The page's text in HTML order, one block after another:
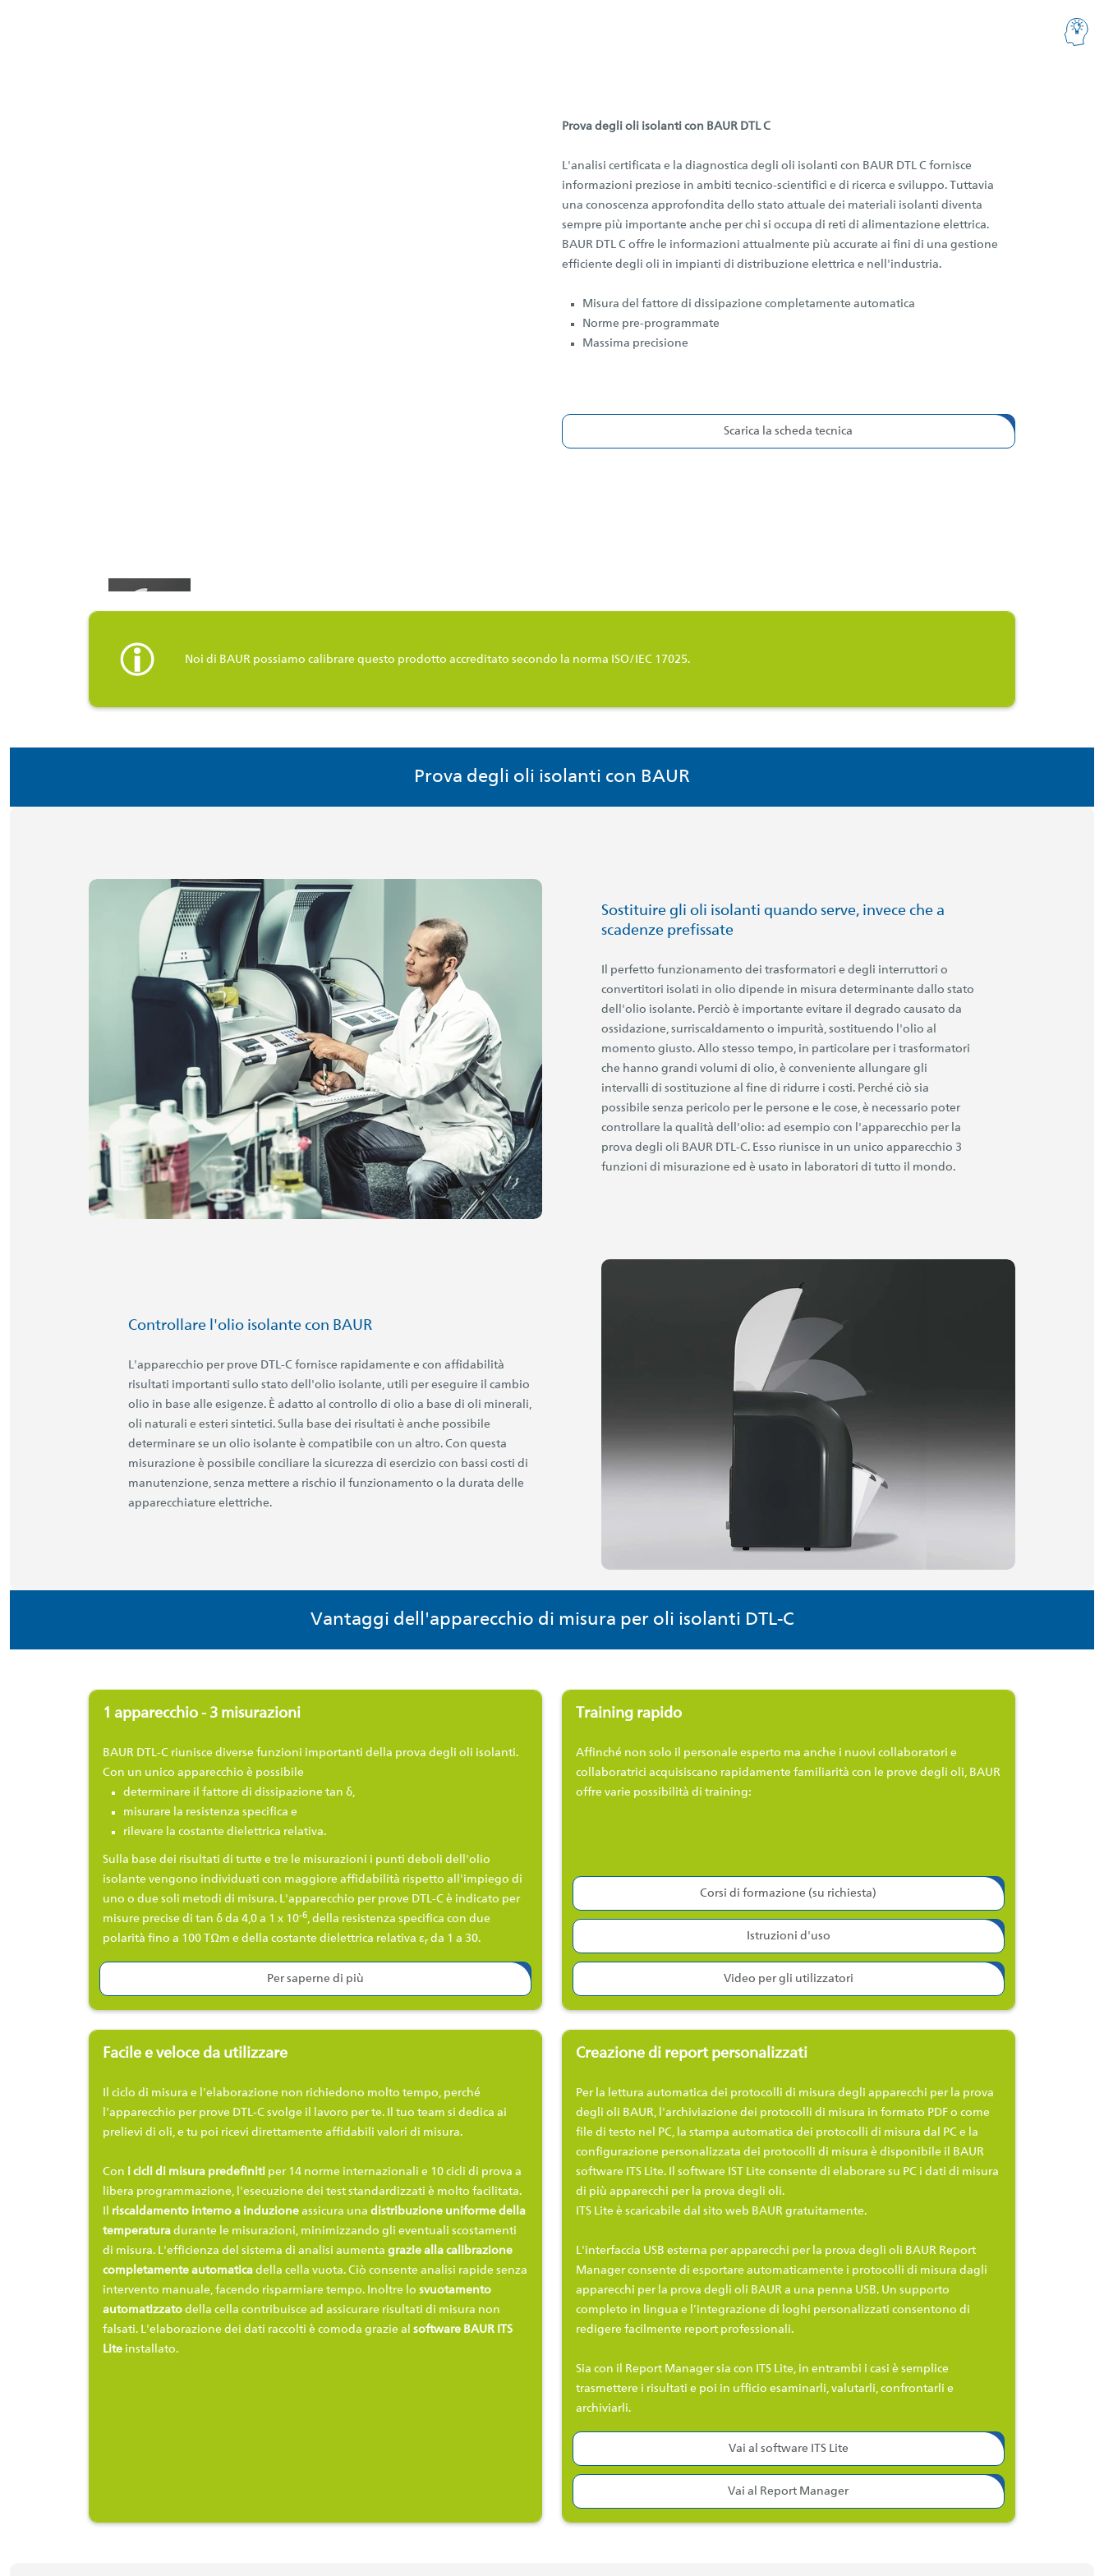
Prova degli oli isolanti con BAUR DTL C
L'analisi certificata e la diagnostica degli oli isolanti con BAUR DTL C fornisce
informazioni preziose in ambiti tecnico-scientifici e di ricerca e sviluppo. Tuttavia
una conoscenza approfondita dello stato attuale dei materiali isolanti diventa
sempre più importante anche per chi si occupa di reti di alimentazione elettrica.
BAUR DTL C offre le informazioni attualmente più accurate ai fini di una gestione
efficiente degli oli in impianti di distribuzione elettrica e nell'industria.
Misura del fattore di dissipazione completamente automatica
Norme pre-programmate
Massima precisione
Scarica la scheda tecnica
Noi di BAUR possiamo calibrare questo prodotto accreditato secondo la norma ISO/IEC 17025.
Prova degli oli isolanti con BAUR
Sostituire gli oli isolanti quando serve, invece che a
scadenze prefissate
Il perfetto funzionamento dei trasformatori e degli interruttori o
convertitori isolati in olio dipende in misura determinante dallo stato
dell'olio isolante. Perciò è importante evitare il degrado causato da
ossidazione, surriscaldamento o impurità, sostituendo l'olio al
momento giusto. Allo stesso tempo, in particolare per i trasformatori
che hanno grandi volumi di olio, è conveniente allungare gli
intervalli di sostituzione al fine di ridurre i costi. Perché ciò sia
possibile senza pericolo per le persone e le cose, è necessario poter
controllare la qualità dell'olio: ad esempio con l'apparecchio per la
prova degli oli BAUR DTL-C. Esso riunisce in un unico apparecchio 3
funzioni di misurazione ed è usato in laboratori di tutto il mondo.
Controllare l'olio isolante con BAUR
L'apparecchio per prove DTL-C fornisce rapidamente e con affidabilità
risultati importanti sullo stato dell'olio isolante, utili per eseguire il cambio
olio in base alle esigenze. È adatto al controllo di olio a base di oli minerali,
oli naturali e esteri sintetici. Sulla base dei risultati è anche possibile
determinare se un olio isolante è compatibile con un altro. Con questa
misurazione è possibile conciliare la sicurezza di esercizio con bassi costi di
manutenzione, senza mettere a rischio il funzionamento o la durata delle
apparecchiature elettriche.
Vantaggi dell'apparecchio di misura per oli isolanti DTL-C
1 apparecchio - 3 misurazioni
BAUR DTL-C riunisce diverse funzioni importanti della prova degli oli isolanti.
Con un unico apparecchio è possibile
determinare il fattore di dissipazione tan δ,
misurare la resistenza specifica e
rilevare la costante dielettrica relativa.
Sulla base dei risultati di tutte e tre le misurazioni i punti deboli dell'olio
isolante vengono individuati con maggiore affidabilità rispetto all'impiego di
uno o due soli metodi di misura. L'apparecchio per prove DTL-C è indicato per
misure precise di tan δ da 4,0 a 1 x 10-6, della resistenza specifica con due
polarità fino a 100 TΩm e della costante dielettrica relativa εr da 1 a 30.
Per saperne di più
Training rapido
Affinché non solo il personale esperto ma anche i nuovi collaboratori e
collaboratrici acquisiscano rapidamente familiarità con le prove degli oli, BAUR
offre varie possibilità di training:
Corsi di formazione (su richiesta)
Istruzioni d'uso
Video per gli utilizzatori
Facile e veloce da utilizzare
Il ciclo di misura e l'elaborazione non richiedono molto tempo, perché
l'apparecchio per prove DTL-C svolge il lavoro per te. Il tuo team si dedica ai
prelievi di oli, e tu poi ricevi direttamente affidabili valori di misura.
Con i cicli di misura predefiniti per 14 norme internazionali e 10 cicli di prova a
libera programmazione, l'esecuzione dei test standardizzati è molto facilitata.
riscaldamento interno a induzione assicura una distribuzione uniforme della
temperatura durante le misurazioni, minimizzando gli eventuali scostamenti
di misura. L'efficienza del sistema di analisi aumenta grazie alla calibrazione
completamente automatica della cella vuota. Ciò consente analisi rapide senza
intervento manuale, facendo risparmiare tempo. Inoltre lo svuotamento
automatizzato della cella contribuisce ad assicurare risultati di misura non
falsati. L'elaborazione dei dati raccolti è comoda grazie al software BAUR ITS
Lite installato.
Creazione di report personalizzati
Per la lettura automatica dei protocolli di misura degli apparecchi per la prova
degli oli BAUR, l'archiviazione dei protocolli di misura in formato PDF o come
file di testo nel PC, la stampa automatica dei protocolli di misura dal PC e la
configurazione personalizzata dei protocolli di misura è disponibile il BAUR
software ITS Lite. Il software IST Lite consente di elaborare su PC i dati di misura
di più apparecchi per la prova degli oli.
ITS Lite è scaricabile dal sito web BAUR gratuitamente.
L'interfaccia USB esterna per apparecchi per la prova degli oli BAUR Report
Manager consente di esportare automaticamente i protocolli di misura dagli
apparecchi per la prova degli oli BAUR a una penna USB. Un supporto
completo in lingua e l’integrazione di loghi personalizzati consentono di
redigere facilmente report professionali.
Sia con il Report Manager sia con ITS Lite, in entrambi i casi è semplice
trasmettere i risultati e poi in ufficio esaminarli, valutarli, confrontarli e
archiviarli.
Vai al software ITS Lite
Vai al Report Manager